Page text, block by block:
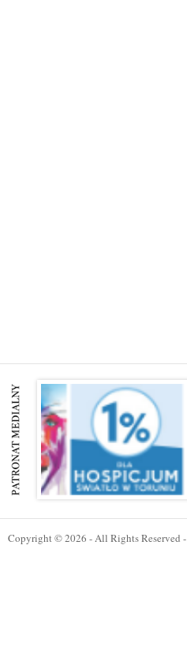
Copyright © 2026 - All Rights Reserved -